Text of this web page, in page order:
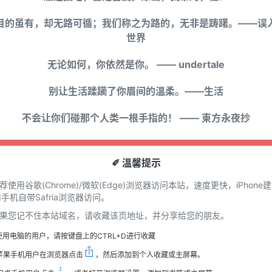
的虽有，却无路可循；我们称之为路的，无非是踌躇。——误
世界
无论如何，你依然是你。 —— undertale
别让生活蹂躏了你眉间的温柔。——生活
不会让你们碰那个人类一根手指的！ —— 東方永夜抄
✐ 溫馨提示
使用谷歌(Chrome)/微软(Edge)浏览器访问本站，速度更快，iPhone
机自带Safria浏览器访问。
您记不住本站域名，请收藏该页地址，并分享给您的朋友。
用电脑的用户，请按键盘上的CTRL+D进行收藏
果手机用户在浏览器点击 ，然后添加到个人收藏或主屏幕。